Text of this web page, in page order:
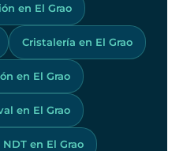
en El Grao
Cristalería en El Grao
en El Grao
en El Grao
en El Grao